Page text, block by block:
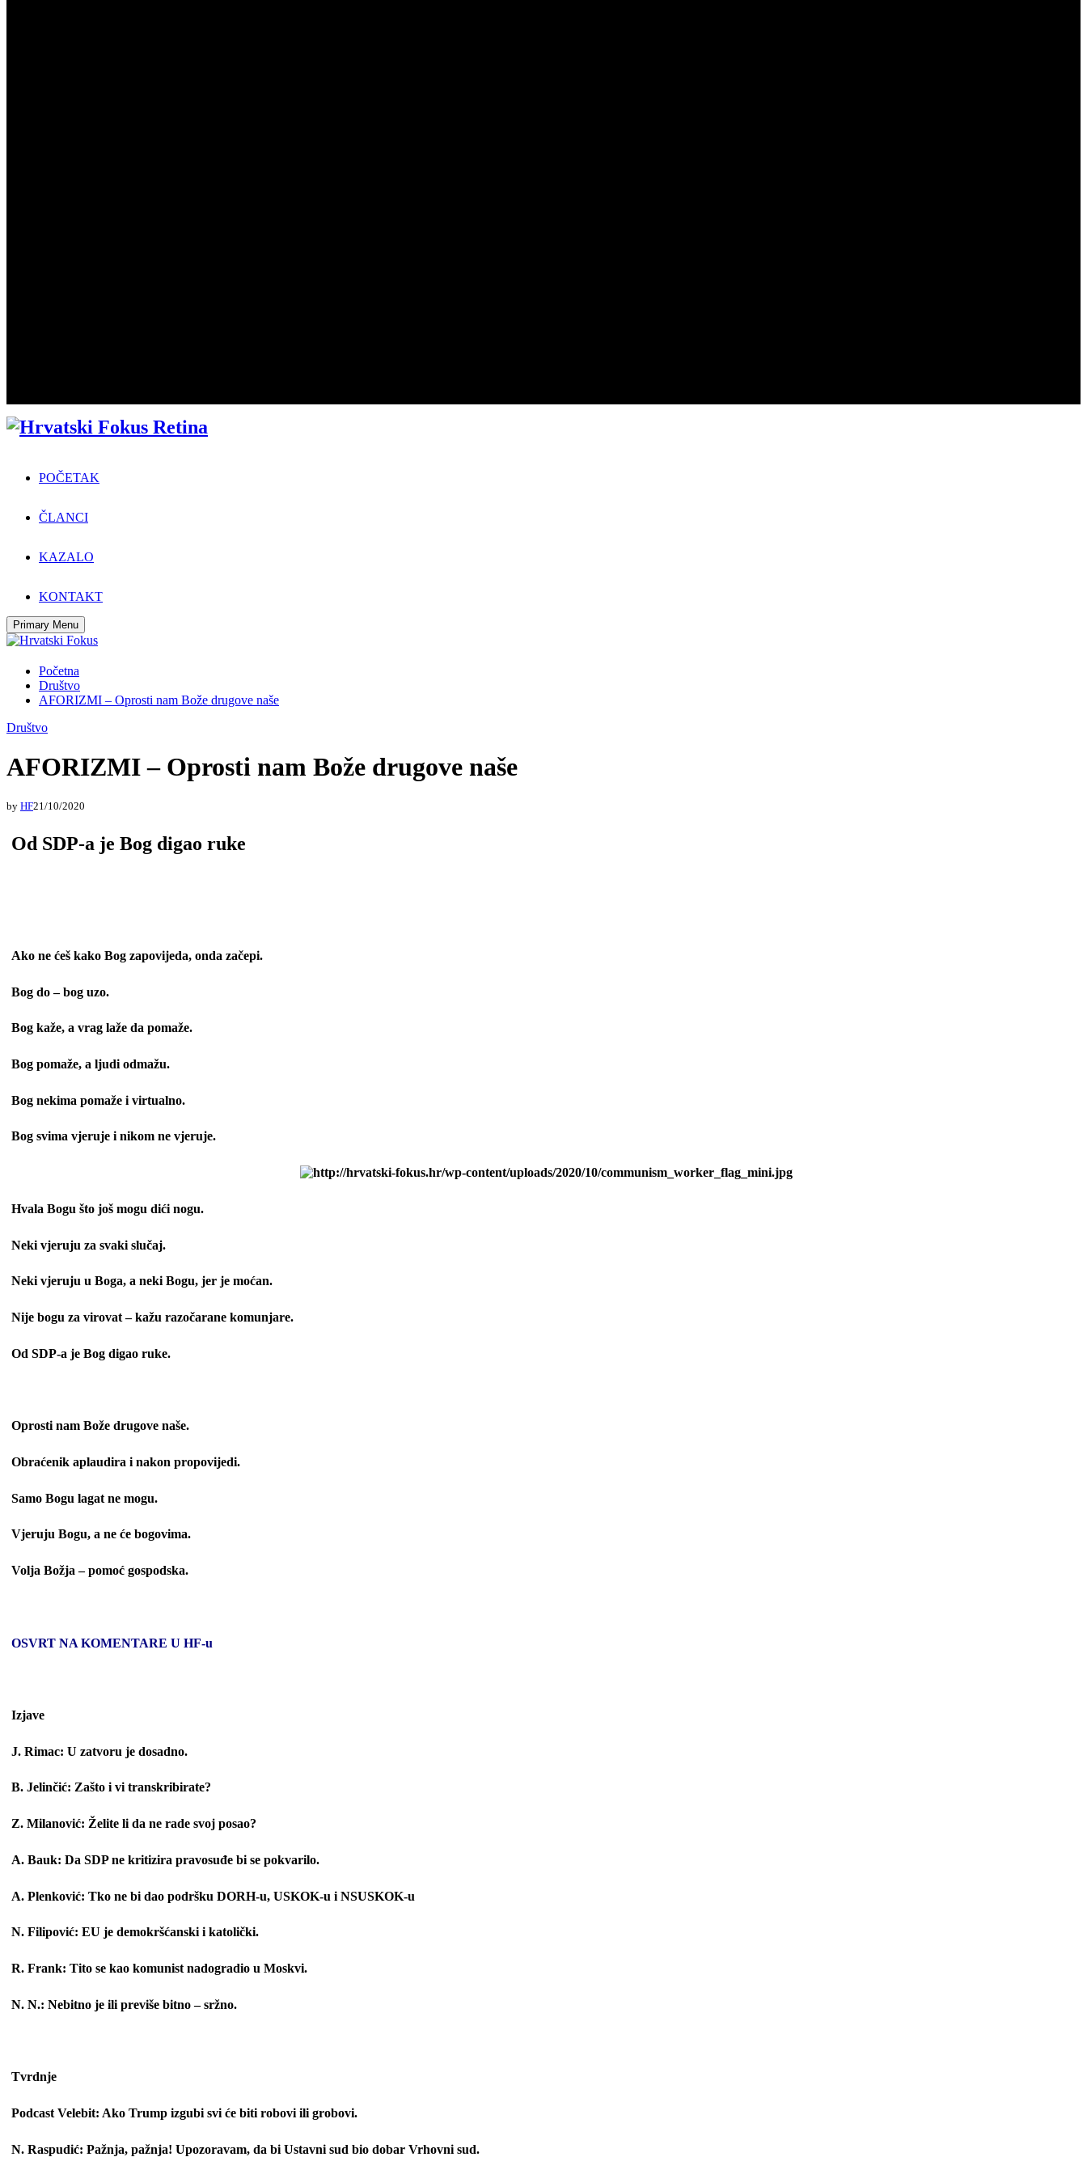
POČETAK
ČLANCI
KAZALO
KONTAKT
Primary Menu
Početna
Društvo
AFORIZMI – Oprosti nam Bože drugove naše
Društvo
AFORIZMI – Oprosti nam Bože drugove naše
by HF21/10/2020
Od SDP-a je Bog digao ruke
Ako ne ćeš kako Bog zapovijeda, onda začepi.
Bog do – bog uzo.
Bog kaže, a vrag laže da pomaže.
Bog pomaže, a ljudi odmažu.
Bog nekima pomaže i virtualno.
Bog svima vjeruje i nikom ne vjeruje.
Hvala Bogu što još mogu dići nogu.
Neki vjeruju za svaki slučaj.
Neki vjeruju u Boga, a neki Bogu, jer je moćan.
Nije bogu za virovat – kažu razočarane komunjare.
Od SDP-a je Bog digao ruke.
Oprosti nam Bože drugove naše.
Obraćenik aplaudira i nakon propovijedi.
Samo Bogu lagat ne mogu.
Vjeruju Bogu, a ne će bogovima.
Volja Božja – pomoć gospodska.
OSVRT NA KOMENTARE U HF-u
Izjave
J. Rimac: U zatvoru je dosadno.
B. Jelinčić: Zašto i vi transkribirate?
Z. Milanović: Želite li da ne rade svoj posao?
A. Bauk: Da SDP ne kritizira pravosuđe bi se pokvarilo.
A. Plenković: Tko ne bi dao podršku DORH-u, USKOK-u i NSUSKOK-u
N. Filipović: EU je demokršćanski i katolički.
R. Frank: Tito se kao komunist nadogradio u Moskvi.
N. N.: Nebitno je ili previše bitno – sržno.
Tvrdnje
Podcast Velebit: Ako Trump izgubi svi će biti robovi ili grobovi.
N. Raspudić: Pažnja, pažnja! Upozoravam, da bi Ustavni sud bio dobar Vrhovni sud.